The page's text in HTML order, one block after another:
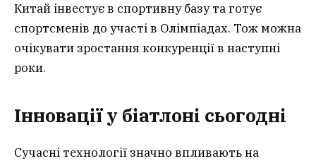
Китай інвестує в спортивну базу та готує
спортсменів до участі в Олімпіадах. Тож можна
очікувати зростання конкуренції в наступні
роки.
Інновації у біатлоні сьогодні
Сучасні технології значно впливають на